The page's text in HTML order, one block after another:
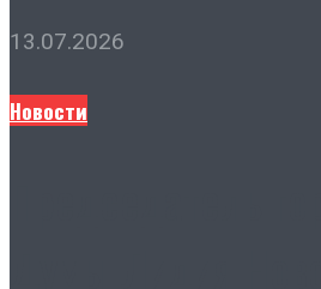
13.07.2026
Новости